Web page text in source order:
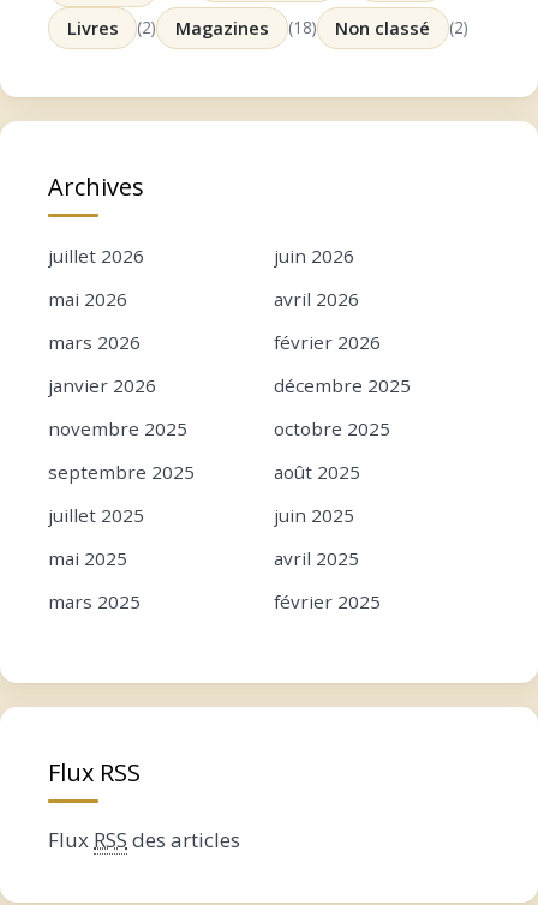
Livres (2) Magazines (18) Non classé (2)
Archives
juillet 2026
juin 2026
mai 2026
avril 2026
mars 2026
février 2026
janvier 2026
décembre 2025
novembre 2025
octobre 2025
septembre 2025
août 2025
juillet 2025
juin 2025
mai 2025
avril 2025
mars 2025
février 2025
novembre 2024
octobre 2024
juillet 2024
mars 2024
Flux RSS
Flux RSS des articles